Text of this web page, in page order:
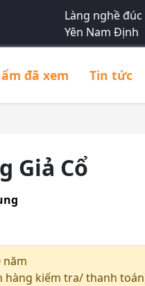
Làng nghề
Yên Nam Định
đã xem Tin tức
Giả Cổ
năm
hàng kiếm tra/ thanh